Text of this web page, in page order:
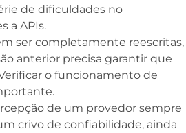
de dificuldades no
a APIs.
ser completamente reescritas,
anterior precisa garantir que
o funcionamento de
de um provedor sempre
crivo de confiabilidade, ainda